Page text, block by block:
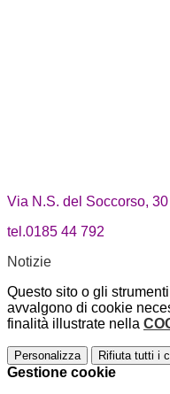
Via N.S. del Soccorso,
tel.0185 44 792
Notizie
Questo sito o gli
avvalgono di cookie
finalità illustrate nella
Personalizza Rifiuta tutti i
Gestione cookie